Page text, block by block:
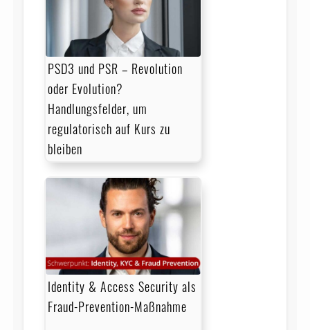
PSD3 und PSR – Revolution
oder Evolution?
Handlungsfelder, um
regulatorisch auf Kurs zu
bleiben
Identity & Access Security als
Fraud-Prevention-Maßnahme